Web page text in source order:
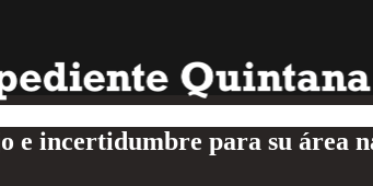
e incertidumbre para su área